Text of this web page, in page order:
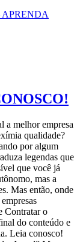
a melhor empresa
qualidade?
por algum
legendas que
que você já
mas a
Mas então, onde
Contratar o
do conteúdo e
Leia conosco!